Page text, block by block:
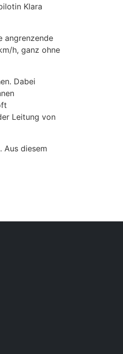
Klara
angrenzende
h, ganz ohne
Dabei
Leitung von
Aus diesem